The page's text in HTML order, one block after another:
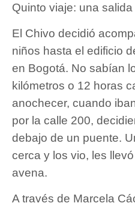
Quinto viaje: una
El Chivo decidió
niños hasta el edificio
en Bogotá. No sabían
kilómetros o 12 horas
anochecer, cuando
por la calle 200,
debajo de un puente.
cerca y los vio, les
avena.
A través de Marcela